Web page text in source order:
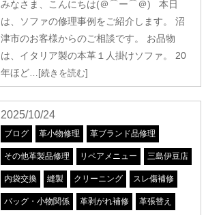
みなさま、こんにちは(＠⌒ー⌒＠) 本日
は、ソファの修理事例をご紹介します。 沼
津市のお客様からのご相談です。 お品物
は、イタリア製の本革１人掛けソファ。 20
年ほど…[続きを読む]
2025/10/24
ブログ 革小物修理 革ブランド品修理
その他革製品修理 リペアメニュー 三島伊豆店
内袋交換 縫製 クリーニング スレ傷補修
バッグ・小物関係 革剥がれ補修 革張替え